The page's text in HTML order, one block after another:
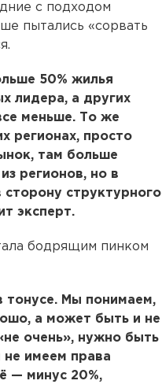
с подходом
пытались «сорвать
50% жилья
лидера, а других
меньше. То же
регионах, просто
там больше
регионов, но в
структурного
эксперт.
бодрящим пинком
тонусе. Мы понимаем,
а может быть и не
очень», нужно быть
имеем права
— минус 20%,